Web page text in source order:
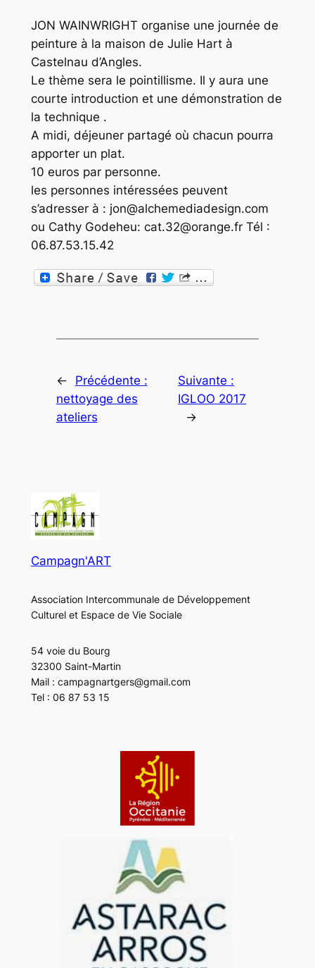
JON WAINWRIGHT organise une journée de
peinture à la maison de Julie Hart à
Castelnau d’Angles.
Le thème sera le pointillisme. Il y aura une
courte introduction et une démonstration de
la technique .
A midi, déjeuner partagé où chacun pourra
apporter un plat.
10 euros par personne.
les personnes intéressées peuvent
s’adresser à : jon@alchemediadesign.com
ou Cathy Godeheu: cat.32@orange.fr Tél :
06.87.53.15.42
←
Précédente :
nettoyage des
ateliers
Suivante :
IGLOO 2017
→
Campagn'ART
Association Intercommunale de Développement
Culturel et Espace de Vie Sociale
54 voie du Bourg
32300 Saint-Martin
Mail : campagnartgers@gmail.com
Tel : 06 87 53 15